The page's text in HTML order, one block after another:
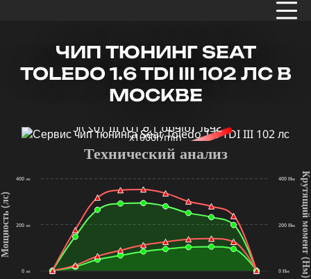
ЧИП ТЮНИНГ SEAT
TOLEDO 1.6 TDI III 102 ЛС В
МОСКВЕ
x1000r/min
(лс)
Технический анализ
0 лс
200 лс
400 лс
0 Нм
200 Нм
400 Нм